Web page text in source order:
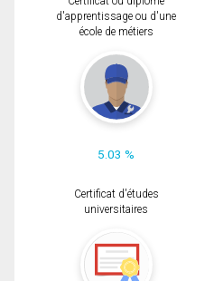
d'apprentissage ou d'une
école de métiers
5.03 %
Certificat d'études
universitaires